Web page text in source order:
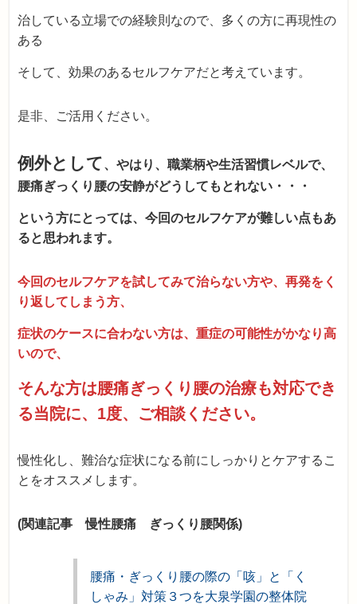
治している立場での経験則なので、多くの方に再現性の
ある
そして、効果のあるセルフケアだと考えています。
是非、ご活用ください。
例外として、やはり、職業柄や生活習慣レベルで、
腰痛ぎっくり腰の安静がどうしてもとれない・・・
という方にとっては、今回のセルフケアが難しい点もあ
ると思われます。
今回のセルフケアを試してみて治らない方や、再発をく
り返してしまう方、
症状のケースに合わない方は、重症の可能性がかなり高
いので、
そんな方は腰痛ぎっくり腰の治療も対応でき
る当院に、1度、ご相談ください。
慢性化し、難治な症状になる前にしっかりとケアするこ
とをオススメします。
(関連記事 慢性腰痛 ぎっくり腰関係)
腰痛・ぎっくり腰の際の「咳」と「く
しゃみ」対策３つを大泉学園の整体院